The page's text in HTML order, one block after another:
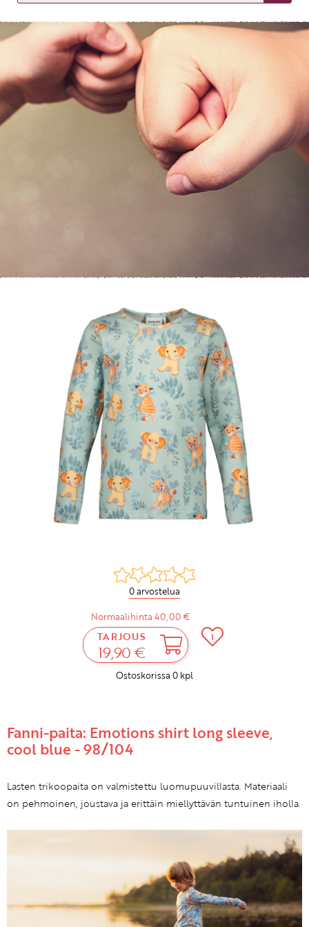
KIRJAUDU SISÄÄN
Etkö ole vielä asiakkaamme?
Luo asiakastili tästä!
0 arvostelua
Normaalihinta 40,00 €
TARJOUS
19,90 €
1
Ostoskorissa 0 kpl
Fanni-paita: Emotions shirt long sleeve,
cool blue - 98/104
Lasten trikoopaita on valmistettu luomupuuvillasta. Materiaali
on pehmoinen, joustava ja erittäin miellyttävän tuntuinen iholla.